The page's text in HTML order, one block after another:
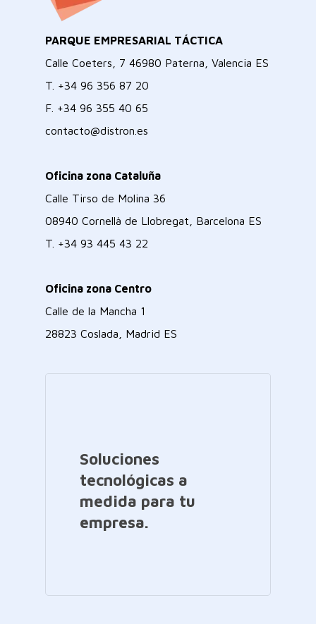
PARQUE EMPRESARIAL TÁCTICA
Calle Coeters, 7 46980 Paterna, Valencia ES
T. +34 96 356 87 20
F. +34 96 355 40 65
contacto@distron.es
Oficina zona Cataluña
Calle Tirso de Molina 36
08940 Cornellà de Llobregat, Barcelona ES
T. +34 93 445 43 22
Oficina zona Centro
Calle de la Mancha 1
28823 Coslada, Madrid ES
Soluciones
tecnológicas a
medida para tu
empresa.